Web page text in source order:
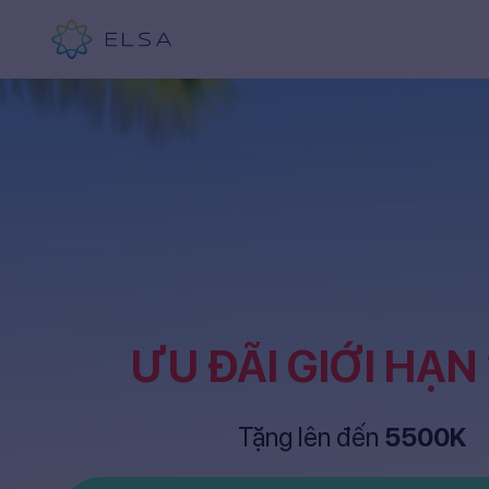
ƯU ĐÃI GIỚI
Tặng lên đến 5500K